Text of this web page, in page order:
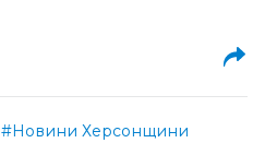
#Новини Херсонщини